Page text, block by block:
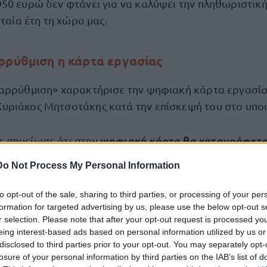
Not Process My Personal Information
opt-out of the sale, sharing to third parties, or processing of your
for targeted advertising by us, please use the below opt-out
selection. Please note that after your opt-out request is processed
interest-based ads based on personal information utilized by us
to third parties prior to your opt-out. You may separately
of your personal information by third parties on the IAB’s list of
ευρώ δεν φτάνει για να καλύψει την
έτη τη χώρα μας.
η κάρτα εργασίας
χαρακτήρισε την ψηφιακή κάρτα
Μητσοτάκης κατά την επίσκεψή του στο
ότι στηνψηφιακή κάρτα θα
ς, τόνισε ωστόσο ότι
να ξεπεραστούν δυσκολίες που υπάρχουν,
για μια απαρέγκλιτη δέσμευση της κυβέρνησης
τους κλάδους.
στην «αύξηση των θέσεων εργασίας και τη
των γυναικών και των συνταξιούχων που